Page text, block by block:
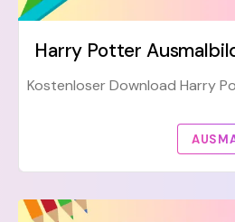
Harry Potter
Kostenloser Download Harry